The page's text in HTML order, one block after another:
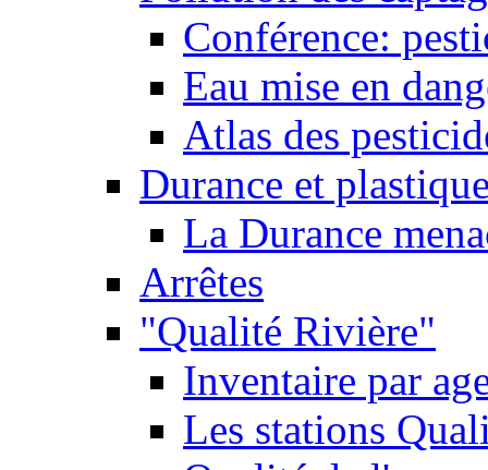
Conférence:
Eau mise en
Atlas des
Durance et
La Durance
Arrêtes
"Qualité Rivière"
Inventaire par
Les stations